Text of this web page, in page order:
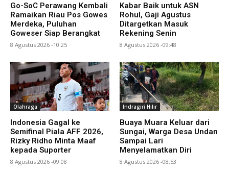
Go-SoC Perawang Kembali
Ramaikan Riau Pos Gowes
Merdeka, Puluhan
Goweser Siap Berangkat
8 Agustus 2026 -10:25
Kabar Baik untuk ASN
Rohul, Gaji Agustus
Ditargetkan Masuk
Rekening Senin
8 Agustus 2026 -09:48
Olahraga
Indonesia Gagal ke
Semifinal Piala AFF 2026,
Rizky Ridho Minta Maaf
kepada Suporter
8 Agustus 2026 -09:08
Indragiri Hilir
Buaya Muara Keluar dari
Sungai, Warga Desa Undan
Sampai Lari
Menyelamatkan Diri
8 Agustus 2026 -08:53